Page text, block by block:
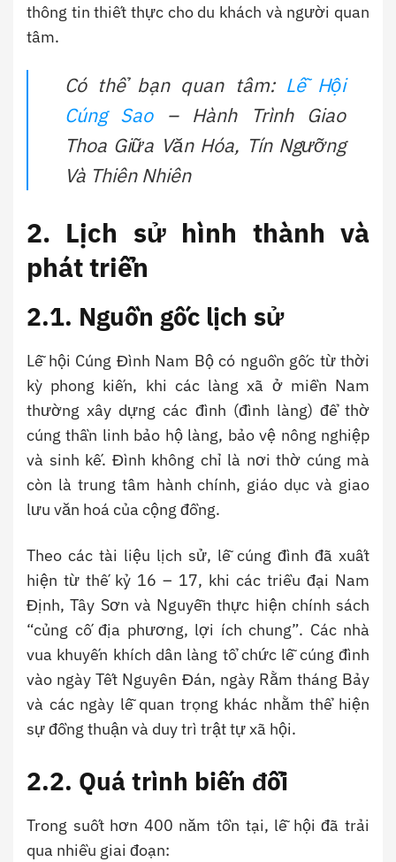
thông tin thiết thực cho du khách và người quan
tâm.
Có thể bạn quan tâm: Lễ Hội
Cúng Sao– Hành Trình Giao
Thoa Giữa Văn Hóa, Tín Ngưỡng
Và Thiên Nhiên
2. Lịch sử hình thành và
phát triển
2.1. Nguồn gốc lịch sử
Lễ hội Cúng Đình Nam Bộ có nguồn gốc từ thời
kỳ phong kiến, khi các làng xã ở miền Nam
thường xây dựng các đình (đình làng) để thờ
cúng thần linh bảo hộ làng, bảo vệ nông nghiệp
và sinh kế. Đình không chỉ là nơi thờ cúng mà
còn là trung tâm hành chính, giáo dục và giao
lưu văn hoá của cộng đồng.
Theo các tài liệu lịch sử, lễ cúng đình đã xuất
hiện từ thế kỷ 16 – 17, khi các triều đại Nam
Định, Tây Sơn và Nguyễn thực hiện chính sách
“củng cố địa phương, lợi ích chung”. Các nhà
vua khuyến khích dân làng tổ chức lễ cúng đình
vào ngày Tết Nguyên Đán, ngày Rằm tháng Bảy
và các ngày lễ quan trọng khác nhằm thể hiện
sự đồng thuận và duy trì trật tự xã hội.
2.2. Quá trình biến đổi
Trong suốt hơn 400 năm tồn tại, lễ hội đã trải
qua nhiều giai đoạn: